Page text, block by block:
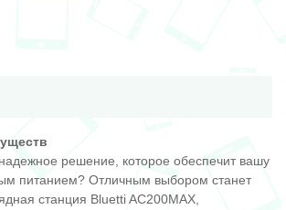
решение, которое обеспечит вашу
питанием? Отличным выбором станет
станция Bluetti AC200MAX,